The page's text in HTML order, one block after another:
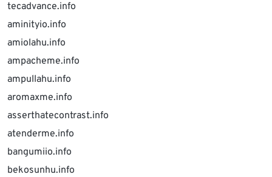
tecadvance.info
aminityio.info
amiolahu.info
ampacheme.info
ampullahu.info
aromaxme.info
asserthatecontrast.info
atenderme.info
bangumiio.info
bekosunhu.info